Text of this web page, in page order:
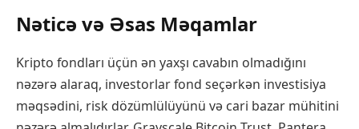
Nəticə və Əsas Məqamlar
Kripto fondları üçün ən yaxşı cavabın olmadığını
nəzərə alaraq, investorlar fond seçərkən investisiya
məqsədini, risk dözümlülüyünü və cari bazar mühitini